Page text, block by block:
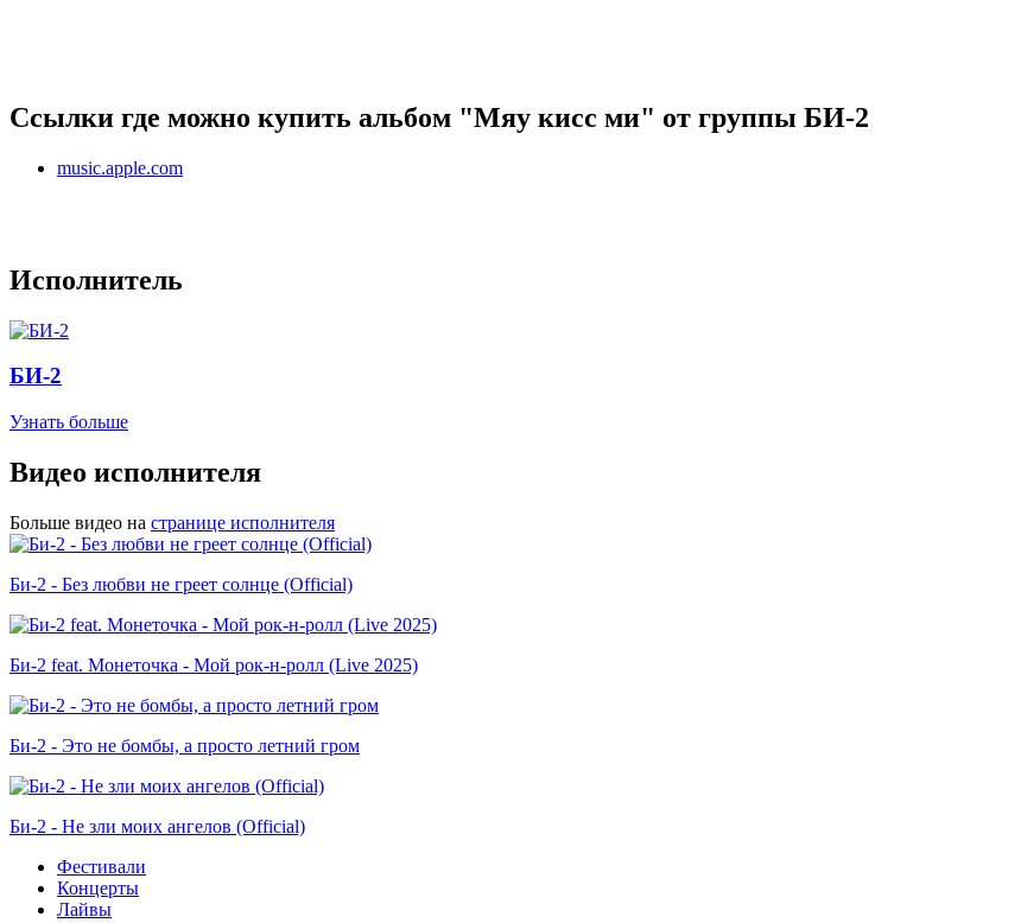
Ссылки где можно купить альбом "Мяу кисс ми" от группы БИ-2
music.apple.com
Исполнитель
БИ-2
Узнать больше
Видео исполнителя
Больше видео на странице исполнителя
Би-2 - Без любви не греет солнце (Official)
Би-2 feat. Монеточка - Мой рок-н-ролл (Live 2025)
Би-2 - Это не бомбы, а просто летний гром
Би-2 - Не зли моих ангелов (Official)
Фестивали
Концерты
Лайвы